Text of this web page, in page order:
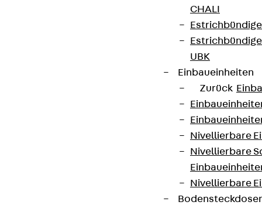
CHALI
UBK
Einbaueinheiten
Zurück
Nivellierbare
Nivellierbare
Nivellierbare